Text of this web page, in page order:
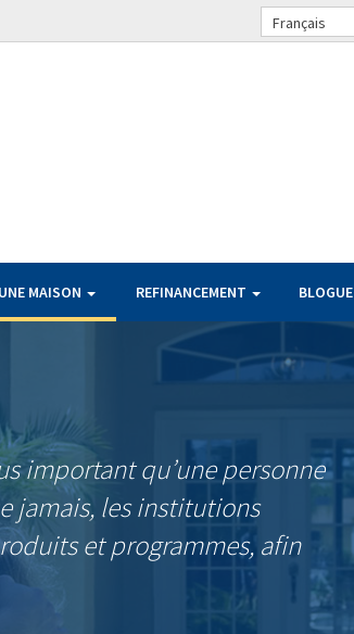
Français
MAISON REFINANCEMENT BLOGUE
important qu’une personne
jamais, les institutions
et programmes, afin